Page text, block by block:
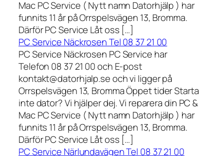
Mac PC Service ( Nytt namn Datorhjälp ) har
funnits 11 år på Orrspelsvägen 13, Bromma.
Därför PC Service Låt oss […]
PC Service Näckrosen Tel 08 37 21 00
PC Service Näckrosen PC Service har
Telefon 08 37 21 00 och E-post
kontakt@datorhjalp.se och vi ligger på
Orrspelsvägen 13, Bromma Öppet tider Starta
inte dator? Vi hjälper dej. Vi reparera din PC &
Mac PC Service ( Nytt namn Datorhjälp ) har
funnits 11 år på Orrspelsvägen 13, Bromma.
Därför PC Service Låt oss […]
PC Service Närlundavägen Tel 08 37 21 00